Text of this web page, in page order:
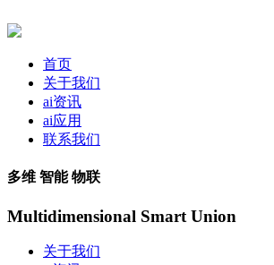
首页
关于我们
ai资讯
ai应用
联系我们
多维 智能 物联
Multidimensional Smart Union
关于我们